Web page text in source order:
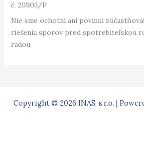
č. 20903/P
Nie sme ochotní ani povinní
riešenia sporov pred spotrebiteľskou
radou.
Copyright © 2026 INAS, s.r.o. |